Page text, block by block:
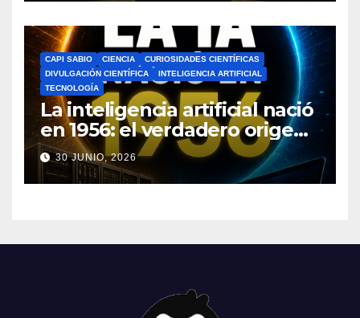
CAPI SABIO CIENCIA
CURIOSIDADES CIENTÍFICAS
DIVULGACIÓN CIENTÍFICA
INTELIGENCIA ARTIFICIAL
TECNOLOGÍA
La inteligencia artificial nació
en 1956: el verdadero origen
de la IA que cambió el
mundo
30 JUNIO, 2026